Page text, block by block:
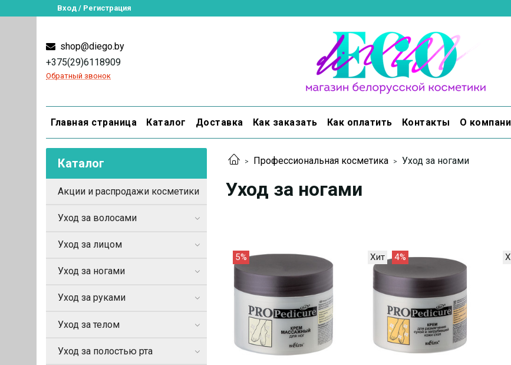
Вход / Регистрация
shop@diego.by
+375(29)6118909
Обратный звонок
Главная страница Каталог Доставка Как заказать Как оплатить Контакты О
Профессиональная косметика Уход за ногами
Уход за ногами
5% Хит 4%
Каталог
Акции и распродажи косметики
Уход за волосами
Уход за лицом
Уход за ногами
Уход за руками
Уход за телом
Уход за полостью рта